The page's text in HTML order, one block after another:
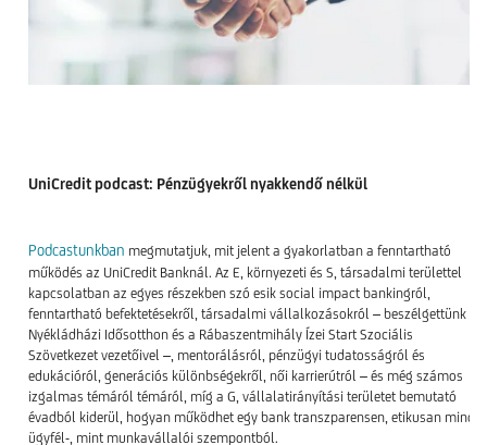
UniCredit podcast: Pénzügyekről nyakkendő nélkül
Podcastunkban megmutatjuk, mit jelent a gyakorlatban a fenntartható
működés az UniCredit Banknál. Az E, környezeti és S, társadalmi területtel
kapcsolatban az egyes részekben szó esik social impact bankingról,
fenntartható befektetésekről, társadalmi vállalkozásokról – beszélgettünk a
Nyékládházi Idősotthon és a Rábaszentmihály Ízei Start Szociális
Szövetkezet vezetőivel –, mentorálásról, pénzügyi tudatosságról és
edukációról, generációs különbségekről, női karrierútról – és még számos
izgalmas témáról témáról, míg a G, vállalatirányítási területet bemutató
évadból kiderül, hogyan működhet egy bank transzparensen, etikusan mind
ügyfél-, mint munkavállalói szempontból.